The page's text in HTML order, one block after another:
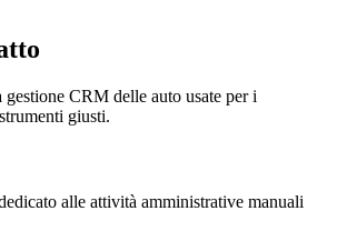
CRM delle auto usate per i
giusti.
alle attività amministrative manuali